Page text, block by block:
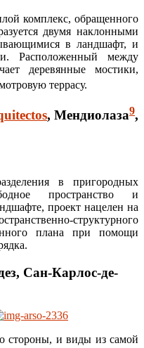
комплекс, обращенного
двумя наклонными
в ландшафт, и
Расположенный между
деревянные мостики,
террасу.
, Мендиолаза9,
в пригородных
пространство и
проект нацелен на
структурного
плана при помощи
Сан-Карлос-де-
стороны, и виды из самой